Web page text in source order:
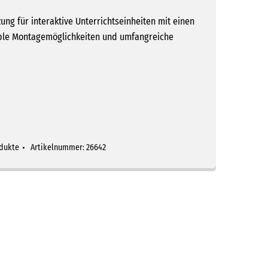
für interaktive Unterrichtseinheiten mit einen
Montagemöglichkeiten und umfangreiche
Artikelnummer:26642